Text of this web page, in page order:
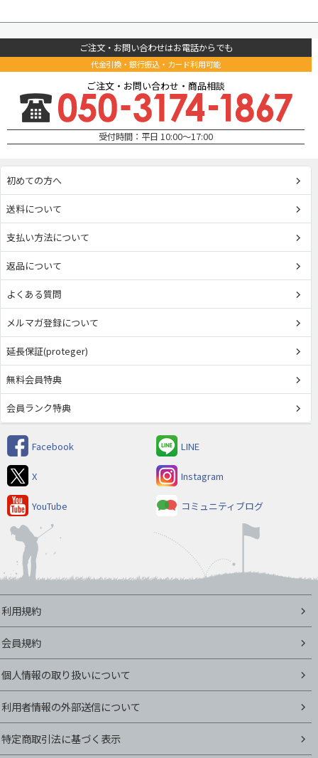
ご注文・お問い合わせはお電話からでも
代金引換・銀行振込・カード利用可能
ご注文・お問い合わせ・商品相談
受付時間：平日 10:00～17:00
初めての方へ
送料について
支払い方法について
返品について
よくある質問
メルマガ登録について
延長保証(proteger)
無料会員特典
会員ランク特典
Facebook LINE
X Instagram
YouTube コミュニティブログ
利用規約
会員規約
個人情報の取り扱いについて
利用者情報の外部送信について
特定商取引法に基づく表示